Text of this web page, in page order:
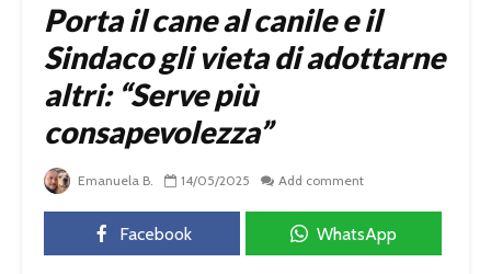
Porta il cane al canile e il
Sindaco gli vieta di adottarne
altri: “Serve più
consapevolezza”
Emanuela B. 14/05/2025 Add comment
Facebook WhatsApp